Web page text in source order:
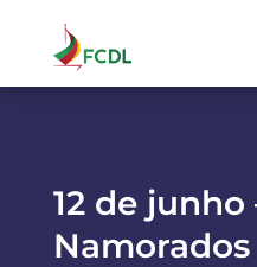
12 de junho
Namorados